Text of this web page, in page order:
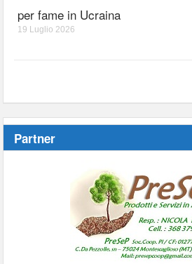
per fame in Ucraina
19 Luglio 2026
Partner